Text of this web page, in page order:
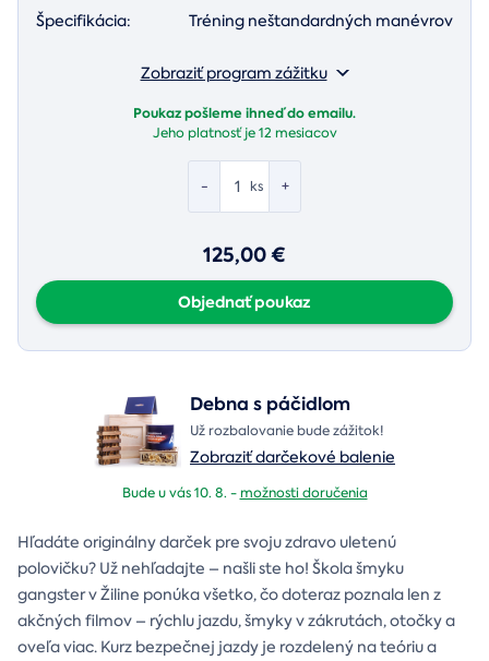
Špecifikácia: Tréning neštandardných manévrov
Zobraziť program zážitku
Poukaz pošleme ihneď do emailu.
Jeho platnosť je12 mesiacov
- +
ks
125,00 €
Objednať poukaz
Debna s páčidlom
Už rozbalovanie bude zážitok!
Zobraziť darčekové balenie
Bude u vás 10. 8. -možnosti doručenia
Hľadáte originálny darček pre svoju zdravo uletenú
polovičku? Už nehľadajte – našli ste ho! Škola šmyku
gangster v Žiline ponúka všetko, čo doteraz poznala len z
akčných filmov – rýchlu jazdu, šmyky v zákrutách, otočky a
oveľa viac. Kurz bezpečnej jazdy je rozdelený na teóriu a